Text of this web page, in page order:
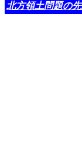
北方領土問題の